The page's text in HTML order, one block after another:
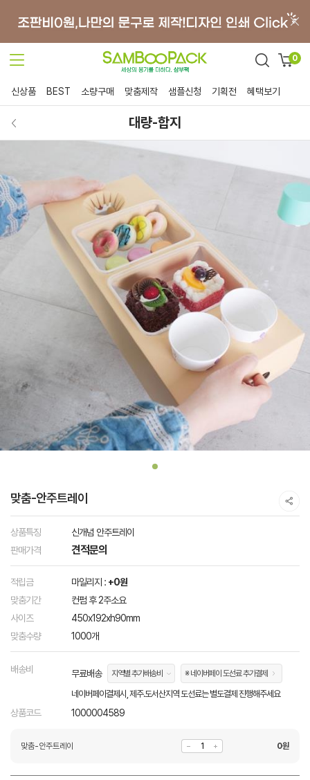
0
신상품 BEST 소량구매 맞춤제작 샘플신청 기획전 혜택보기
대량-합지
맞춤-안주트레이
상품특징
신개념 안주트레이
판매가격
견적문의
적립금 마일리지 : +0원
맞춤기간
컨펌 후 2주소요
사이즈
450x192xh90mm
맞춤수량
1000개
배송비 무료배송 지역별 추가배송비 ※ 네이버페이 도선료 추가결제
네이버페이결제시, 제주.도서산지역 도선료는 별도결제 진행해주세요
상품코드 1000004589
맞춤-안주트레이 0원